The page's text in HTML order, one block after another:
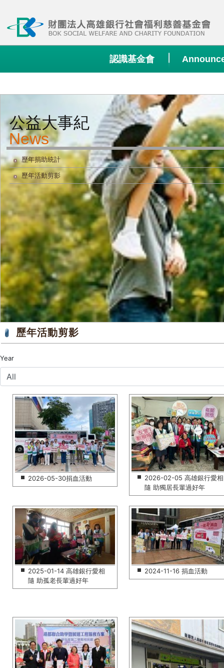
認識基金會
公益大事紀
歷年捐助統計
歷年活動剪影
歷年活動剪影
Year
2026-05-30捐血活動
2026-02-05 高雄銀行愛相
隨 助獨居長輩過好年
2025-01-14 高雄銀行愛相
隨 助孤老長輩過好年
2024-11-16 捐血活動